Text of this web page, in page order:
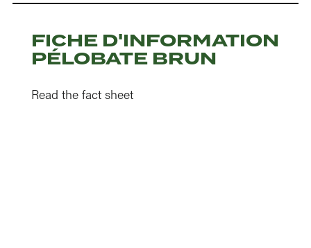
FICHE D'INFORMATION
PÉLOBATE BRUN
Read the fact sheet